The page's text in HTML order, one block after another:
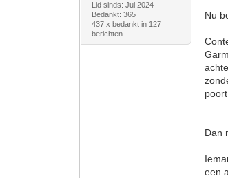
Lid sinds: Jul 2024
Bedankt: 365
437 x bedankt in 127
berichten
Nu
Dan
een